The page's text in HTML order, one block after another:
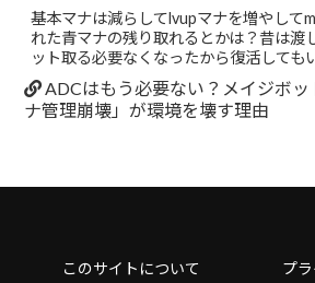
基本マナは減らしてlvupマナを増やして
れた青マナの残り取れるとかは？昔は渡
ット取る必要なくなったから復活しても
ADCはもう必要ない？メイジボッ
ナ管理崩壊」が環境を壊す理由
このサイトについて プ